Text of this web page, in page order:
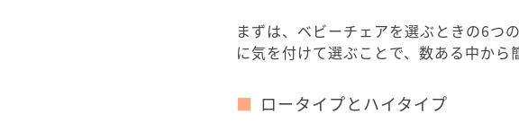
まずは、ベビーチェアを選ぶときの6つ
に気を付けて選ぶことで、数ある中から
ロータイプとハイタイプ